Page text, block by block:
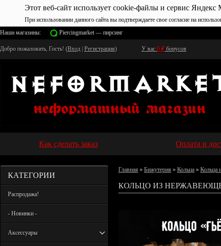
Этот веб-сайт использует cookie-файлы и сервис Яндекс
При использовании данного сайта вы подтверждаете свое согласие на
Наши магазины:
Piercingmarket — пирсинг
Добро пожаловать, Гость! (Вход Регистрация) У вас 0 ₽ бонусов
Как сделать заказ Оплата и
КАТЕГОРИИ
Распродажа!
- Новинки -
Аксессуары
Главная » Бижутерия » Кольца » Кольца
КОЛЬЦО ИЗ